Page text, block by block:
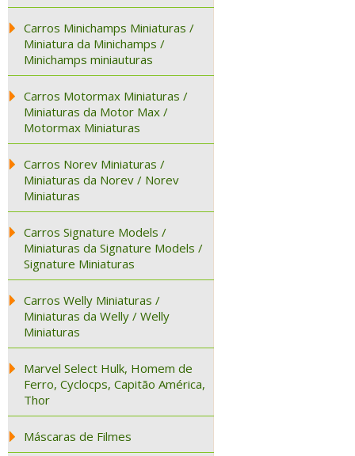
Carros Minichamps Miniaturas /
Miniatura da Minichamps /
Minichamps miniauturas
Carros Motormax Miniaturas /
Miniaturas da Motor Max /
Motormax Miniaturas
Carros Norev Miniaturas /
Miniaturas da Norev / Norev
Miniaturas
Carros Signature Models /
Miniaturas da Signature Models /
Signature Miniaturas
Carros Welly Miniaturas /
Miniaturas da Welly / Welly
Miniaturas
Marvel Select Hulk, Homem de
Ferro, Cyclocps, Capitão América,
Thor
Máscaras de Filmes